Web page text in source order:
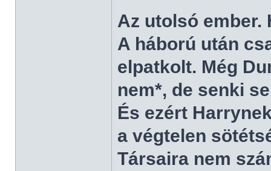
Az utolsó ember.
A háború után
elpatkolt. Még
nem*, de senki
És ezért
a végtelen
Társaira nem